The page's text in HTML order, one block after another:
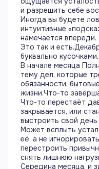
и разрешить себе
Иногда вы будете
интуитивные
намечается впереди.
Это так и
буквально кусочками.
В начале месяца
тему дел, которые
обязанности,
жизни.Что-то
Что-то перестаёт
закрывается, или
выстроить свой день
Может всплыть
её, а не
перестроить
снять лишнюю
Середина месяца, и